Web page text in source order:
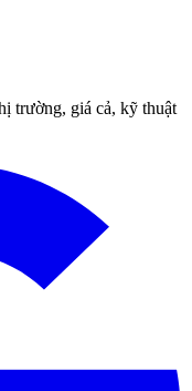
trường, giá cả, kỹ thuật